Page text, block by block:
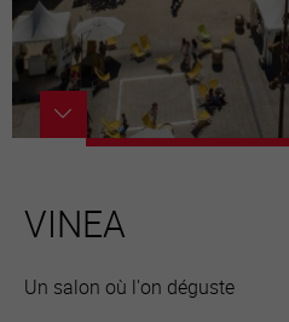
VINEA
Un salon où l'on déguste